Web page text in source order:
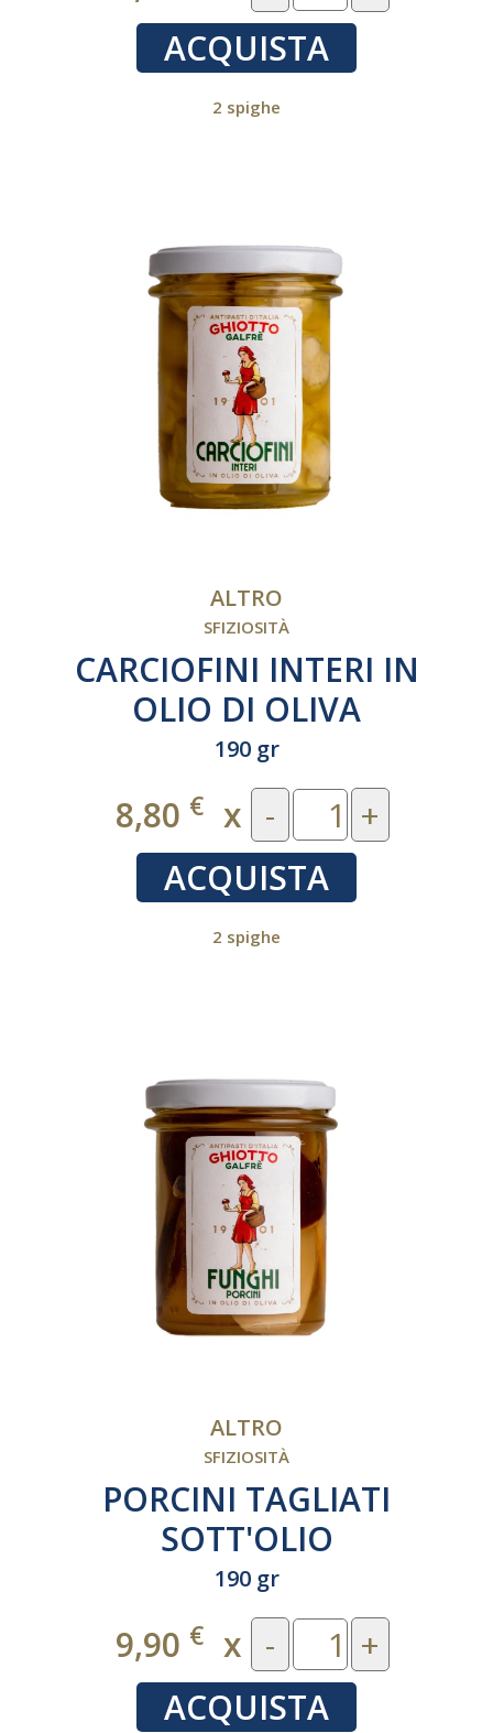
ACQUISTA
2 spighe
ALTRO
SFIZIOSITÀ
CARCIOFINI INTERI IN
OLIO DI OLIVA
190 gr
8,80 € x -
+
ACQUISTA
2 spighe
ALTRO
SFIZIOSITÀ
PORCINI TAGLIATI
SOTT'OLIO
190 gr
9,90 € x -
+
ACQUISTA